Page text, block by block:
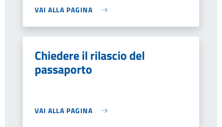
VAI ALLA PAGINA
Chiedere il rilascio del
passaporto
VAI ALLA PAGINA